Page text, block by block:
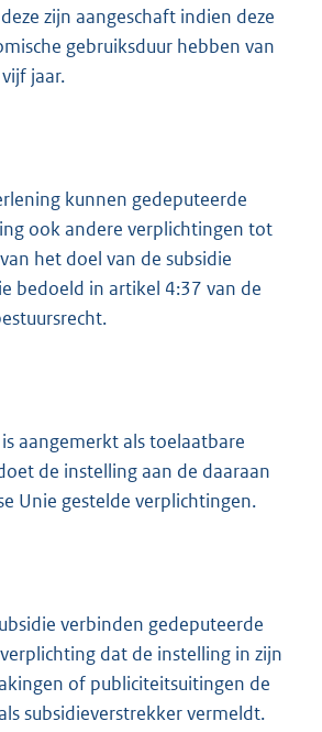
zijn aangeschaft indien deze
gebruiksduur hebben van
jaar.
kunnen gedeputeerde
ook andere verplichtingen tot
het doel van de subsidie
bedoeld in artikel 4:37 van de
aangemerkt als toelaatbare
de instelling aan de daaraan
Unie gestelde verplichtingen.
verbinden gedeputeerde
dat de instelling in zijn
of publiciteitsuitingen de
subsidieverstrekker vermeldt.